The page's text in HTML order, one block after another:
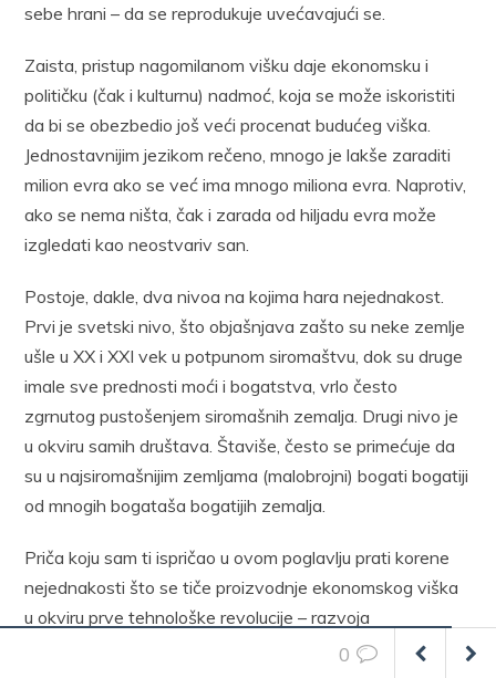
sebe hrani – da se reprodukuje uvećavajući se.
Zaista, pristup nagomilanom višku daje ekonomsku i
političku (čak i kulturnu) nadmoć, koja se može iskoristiti
da bi se obezbedio još veći procenat budućeg viška.
Jednostavnijim jezikom rečeno, mnogo je lakše zaraditi
milion evra ako se već ima mnogo miliona evra. Naprotiv,
ako se nema ništa, čak i zarada od hiljadu evra može
izgledati kao neostvariv san.
Postoje, dakle, dva nivoa na kojima hara nejednakost.
Prvi je svetski nivo, što objašnjava zašto su neke zemlje
ušle u XX i XXI vek u potpunom siromaštvu, dok su druge
imale sve prednosti moći i bogatstva, vrlo često
zgrnutog pustošenjem siromašnih zemalja. Drugi nivo je
u okviru samih društava. Štaviše, često se primećuje da
su u najsiromašnijim zemljama (malobrojni) bogati bogatiji
od mnogih bogataša bogatijih zemalja.
Priča koju sam ti ispričao u ovom poglavlju prati korene
nejednakosti što se tiče proizvodnje ekonomskog viška
u okviru prve tehnološke revolucije – razvoja
poljoprivrede. Ovu priču nastaviću u sledećem poglavlju,
0